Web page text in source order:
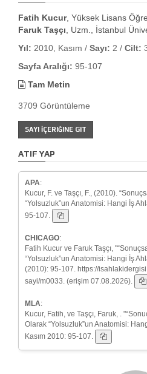
Fatih Kucur, Yüksek Lisans
Faruk Taşçı , Uzm., İstanbul
Yıl: 2010, Kasım / Sayı: 2 / Cilt:
Sayfa Aralığı: 95-107
Tam Metin
3709 Görüntüleme
SAYI İÇERIĞINE GIT
ATIF YAP
APA:
Kucur, F. ve Taşçı, F., (2010).
“Yolsuzluk”un Anatomisi: Hangi İş
95-107.
CHICAGO:
Fatih Kucur ve Faruk Taşçı,
“Yolsuzluk”un Anatomisi: Hangi İş
(2010): 95-107. https://
sayi/m0033. (erişim 07.08.2026).
MLA:
Kucur, Fatih, ve Taşçı, Faruk, .
Olarak “Yolsuzluk”un Anatomisi:
Kasım 2010: 95-107.